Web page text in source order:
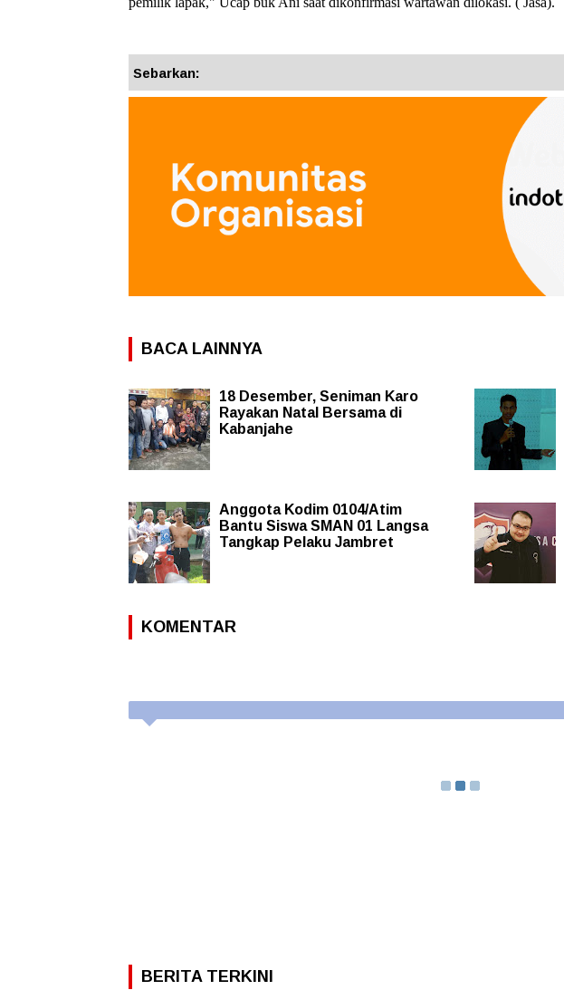
Sebarkan:
BACA LAINNYA
18 Desember, Seniman Karo
Rayakan Natal Bersama di
Kabanjahe
Anggota Kodim 0104/Atim
Bantu Siswa SMAN 01 Langsa
Tangkap Pelaku Jambret
KOMENTAR
BERITA TERKINI